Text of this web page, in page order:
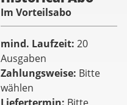
Im Vorteilsabo
mind. Laufzeit 20
Ausgaben
Zahlungsweise Bitte
wählen